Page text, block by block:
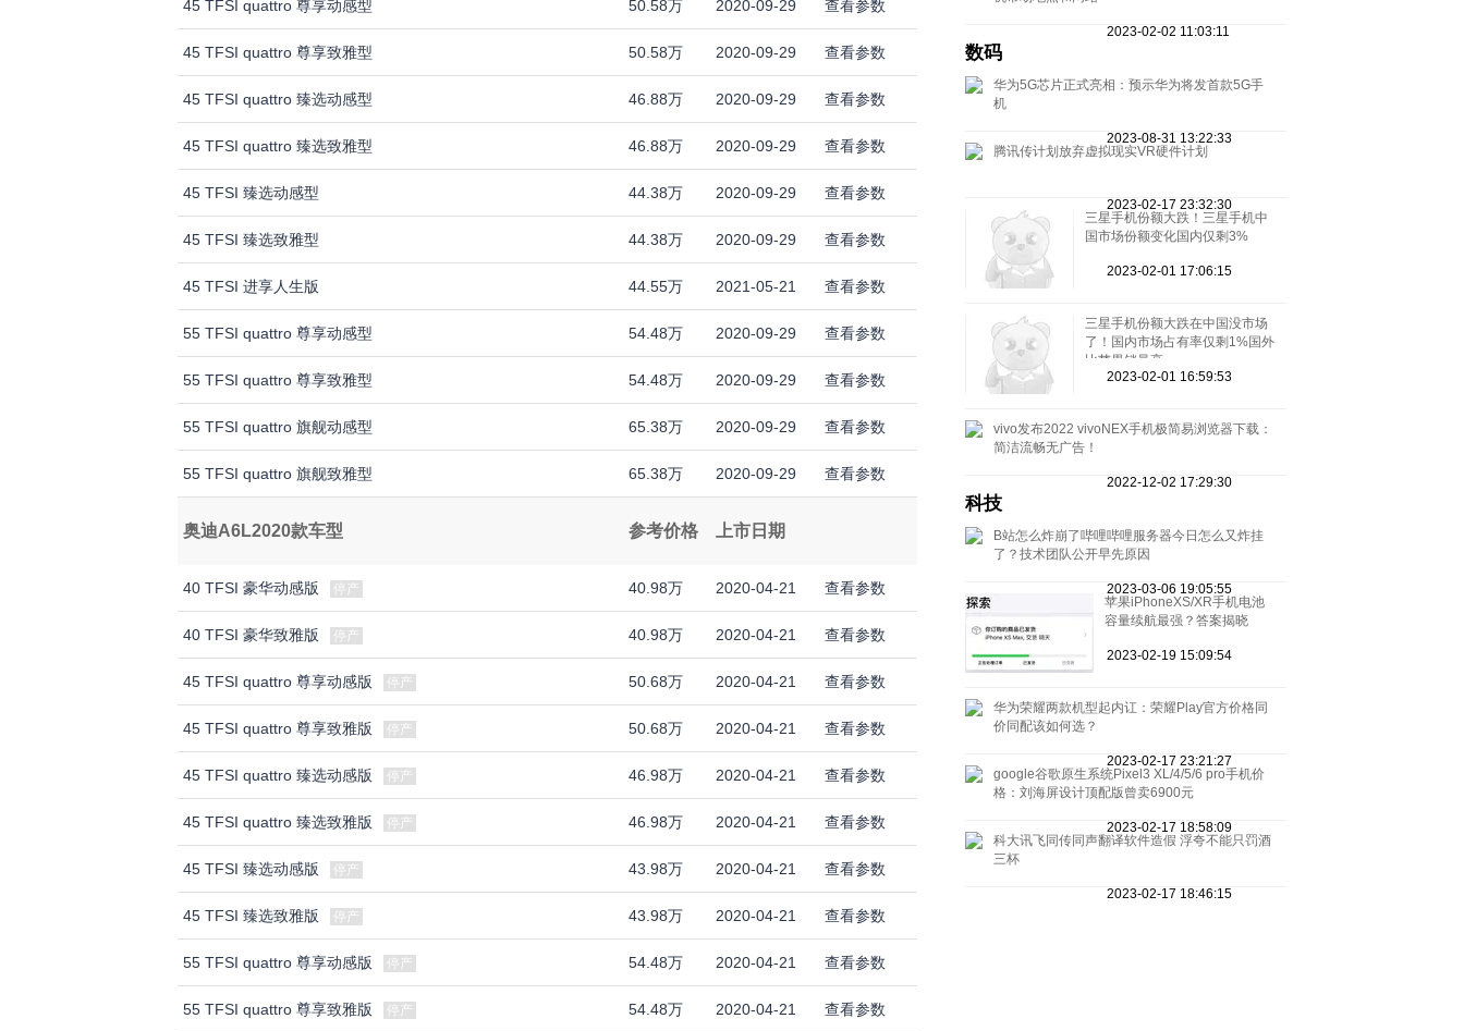
45 TFSI quattro 尊享动感型 50.58万 2020-09-29 查看参数
45 TFSI quattro 尊享致雅型 50.58万 2020-09-29 查看参数
45 TFSI quattro 臻选动感型 46.88万 2020-09-29 查看参数
45 TFSI quattro 臻选致雅型 46.88万 2020-09-29 查看参数
45 TFSI 臻选动感型 44.38万 2020-09-29 查看参数
45 TFSI 臻选致雅型 44.38万 2020-09-29 查看参数
45 TFSI 进享人生版 44.55万 2021-05-21 查看参数
55 TFSI quattro 尊享动感型 54.48万 2020-09-29 查看参数
55 TFSI quattro 尊享致雅型 54.48万 2020-09-29 查看参数
55 TFSI quattro 旗舰动感型 65.38万 2020-09-29 查看参数
55 TFSI quattro 旗舰致雅型 65.38万 2020-09-29 查看参数
奥迪A6L2020款车型 参考价格 上市日期
40 TFSI 豪华动感版 停产 40.98万 2020-04-21 查看参数
40 TFSI 豪华致雅版 停产 40.98万 2020-04-21 查看参数
45 TFSI quattro 尊享动感版 停产 50.68万 2020-04-21 查看参数
45 TFSI quattro 尊享致雅版 停产 50.68万 2020-04-21 查看参数
45 TFSI quattro 臻选动感版 停产 46.98万 2020-04-21 查看参数
45 TFSI quattro 臻选致雅版 停产 46.98万 2020-04-21 查看参数
45 TFSI 臻选动感版 停产 43.98万 2020-04-21 查看参数
45 TFSI 臻选致雅版 停产 43.98万 2020-04-21 查看参数
55 TFSI quattro 尊享动感版 停产 54.48万 2020-04-21 查看参数
55 TFSI quattro 尊享致雅版 停产 54.48万 2020-04-21 查看参数
2023-02-02 11:03:11
数码
华为5G芯片正式亮相：预示华为将发首款5G手
机
2023-08-31 13:22:33
腾讯传计划放弃虚拟现实VR硬件计划
2023-02-17 23:32:30
三星手机份额大跌！三星手机中
国市场份额变化国内仅剩3%
2023-02-01 17:06:15
三星手机份额大跌在中国没市场
了！国内市场占有率仅剩1%国外
比苹果销量高
2023-02-01 16:59:53
vivo发布2022 vivoNEX手机极简易浏览器下载：
简洁流畅无广告！
2022-12-02 17:29:30
科技
B站怎么炸崩了哔哩哔哩服务器今日怎么又炸挂
了？技术团队公开早先原因
2023-03-06 19:05:55
苹果iPhoneXS/XR手机电池
容量续航最强？答案揭晓
2023-02-19 15:09:54
华为荣耀两款机型起内讧：荣耀Play官方价格同
价同配该如何选？
2023-02-17 23:21:27
google谷歌原生系统Pixel3 XL/4/5/6 pro手机价
格：刘海屏设计顶配版曾卖6900元
2023-02-17 18:58:09
科大讯飞同传同声翻译软件造假 浮夸不能只罚酒
三杯
2023-02-17 18:46:15